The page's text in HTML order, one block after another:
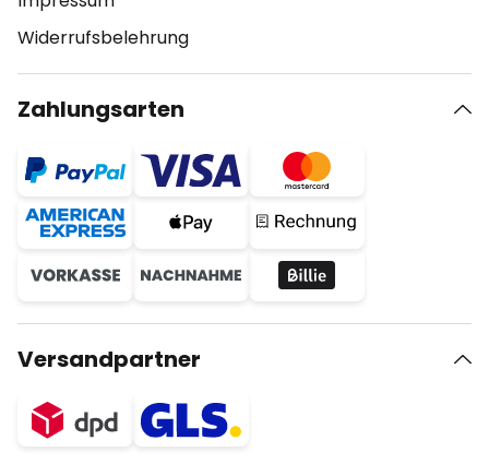
Widerrufsbelehrung
Zahlungsarten
Versandpartner